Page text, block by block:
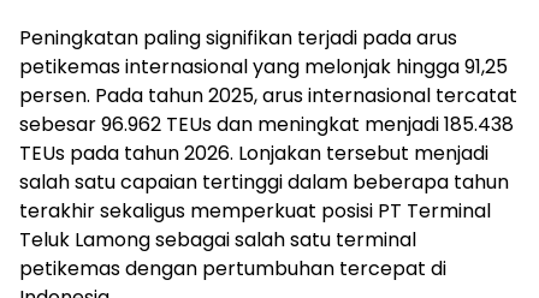
Peningkatan paling signifikan terjadi pada arus
petikemas internasional yang melonjak hingga 91,25
persen. Pada tahun 2025, arus internasional tercatat
sebesar 96.962 TEUs dan meningkat menjadi 185.438
TEUs pada tahun 2026. Lonjakan tersebut menjadi
salah satu capaian tertinggi dalam beberapa tahun
terakhir sekaligus memperkuat posisi PT Terminal
Teluk Lamong sebagai salah satu terminal
petikemas dengan pertumbuhan tercepat di